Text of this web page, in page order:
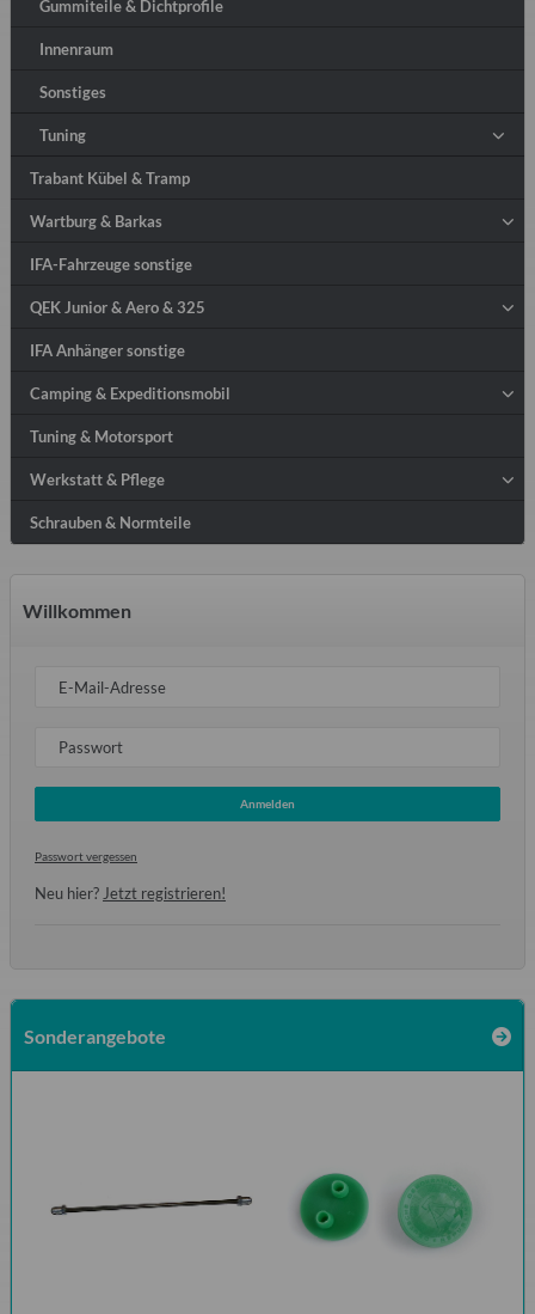
Gummiteile & Dichtprofile
Innenraum
Sonstiges
Tuning
Trabant Kübel & Tramp
Wartburg & Barkas
IFA-Fahrzeuge sonstige
QEK Junior & Aero & 325
IFA Anhänger sonstige
Camping & Expeditionsmobil
Tuning & Motorsport
Werkstatt & Pflege
Schrauben & Normteile
Willkommen
E-Mail-Adresse
Passwort
Anmelden
Passwort vergessen
Neu hier?Jetzt registrieren!
Sonderangebote